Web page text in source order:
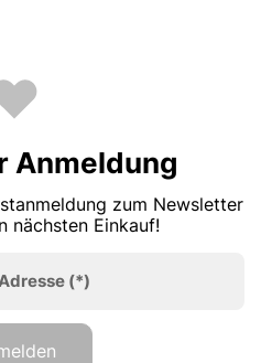
Anmeldung
zum Newsletter
nächsten Einkauf!
(*)